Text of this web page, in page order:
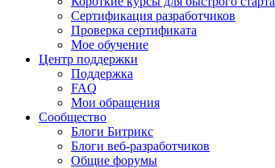
Сертификация разработчиков
Проверка сертификата
Мое обучение
Центр поддержки
Поддержка
FAQ
Мои обращения
Сообщество
Блоги Битрикс
Блоги веб-разработчиков
Общие форумы